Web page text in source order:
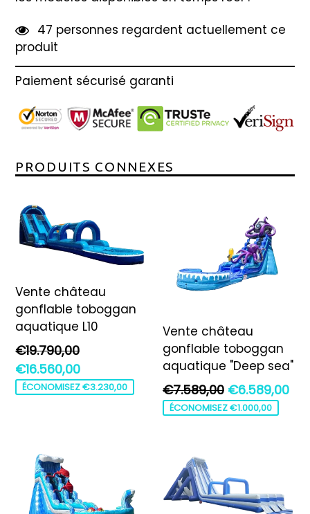
47 personnes regardent actuellement ce
produit
Paiement sécurisé garanti
PRODUITS CONNEXES
Vente château
gonflable toboggan
aquatique L10
Prix
régulier
€19.790,00
€16.560,00
ÉCONOMISEZ €3.230,00
Vente château
gonflable toboggan
aquatique "Deep sea"
Prix
régulier
€7.589,00 €6.589,00
ÉCONOMISEZ €1.000,00